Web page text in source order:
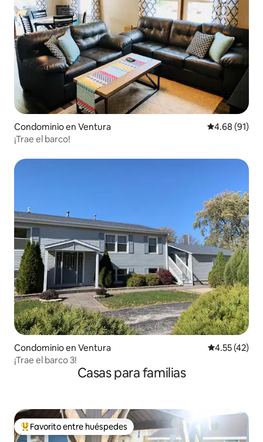
Condominio en Ventura Calificación
4.68 (91)
¡Trae el barco!
Condominio en Ventura Calificación
4.55 (42)
¡Trae el barco 3!
Casas para familias
De los mejores en Favorito entre huéspedes
Favorito entre huéspedes